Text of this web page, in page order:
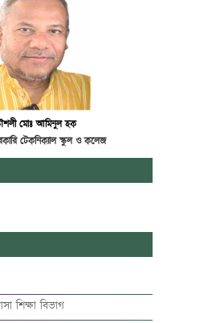
মোঃ আমিনুল হক
টেকনিক্যাল স্কুল ও কলেজ
শিক্ষা বিভাগ